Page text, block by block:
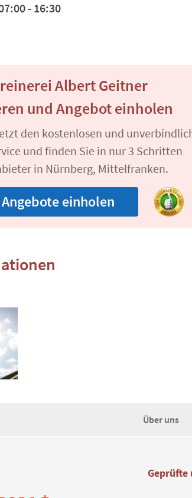
- 16:30
Albert Geitner
und Angebot einholen
den kostenlosen und
und finden Sie in nur 3 Schritten
in Nürnberg, Mittelfranken.
einholen
Über uns
Geprüfte